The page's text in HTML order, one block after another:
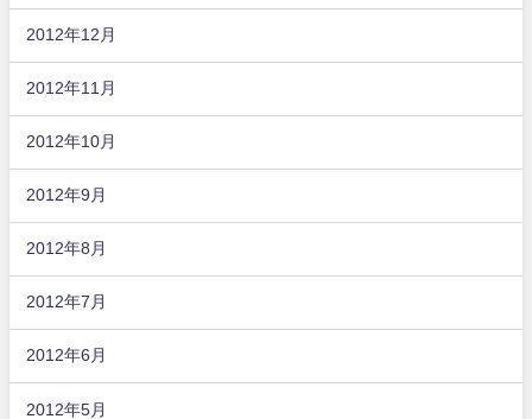
2012年12月
2012年11月
2012年10月
2012年9月
2012年8月
2012年7月
2012年6月
2012年5月